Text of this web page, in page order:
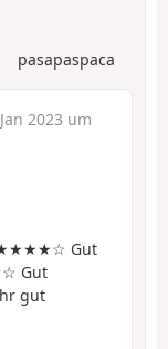
pasapaspaca
2023 um
Gut
Gut
gut